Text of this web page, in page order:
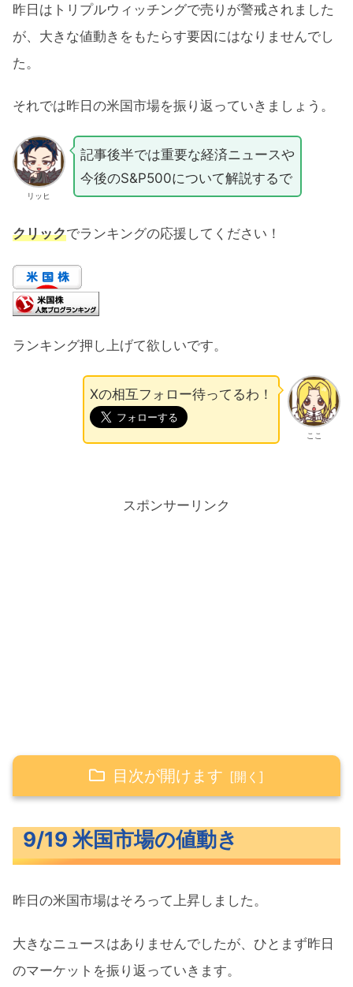
昨日はトリプルウィッチングで売りが警戒されました
が、大きな値動きをもたらす要因にはなりませんでし
た。
それでは昨日の米国市場を振り返っていきましょう。
リッヒ
記事後半では重要な経済ニュースや
今後のS&P500について解説するで
クリックでランキングの応援してください！
ランキング押し上げて欲しいです。
ここ
Xの相互フォロー待ってるわ！
スポンサーリンク
目次が開けます
米主要3指数の値動き
S&P500ヒートマップ
セクター別パフォーマンス
S&P500チャート分析
9/19 米国市場の値動き
昨日の米国市場はそろって上昇しました。
大きなニュースはありませんでしたが、ひとまず昨日
のマーケットを振り返っていきます。